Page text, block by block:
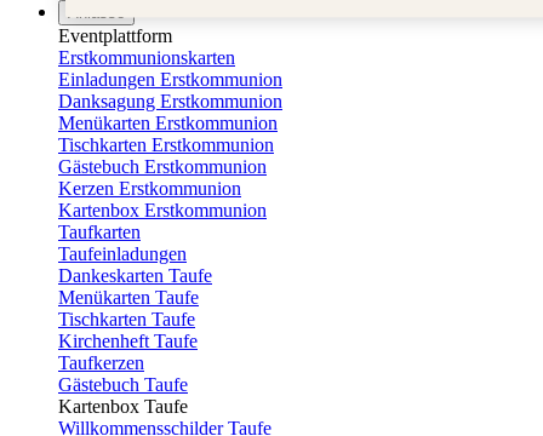
Anlässe
Eventplattform
Erstkommunionskarten
Einladungen Erstkommunion
Danksagung Erstkommunion
Menükarten Erstkommunion
Tischkarten Erstkommunion
Gästebuch Erstkommunion
Kerzen Erstkommunion
Kartenbox Erstkommunion
Taufkarten
Taufeinladungen
Dankeskarten Taufe
Menükarten Taufe
Tischkarten Taufe
Kirchenheft Taufe
Taufkerzen
Gästebuch Taufe
Kartenbox Taufe
Willkommensschilder Taufe